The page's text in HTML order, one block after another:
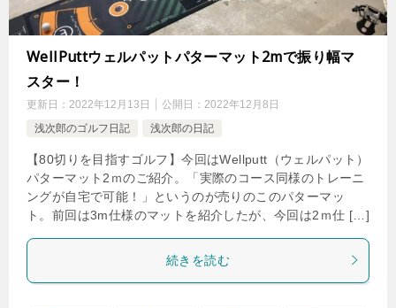
WellPuttウェルパットパターマット2mで振り幅マ
スター！
更新日： 2022年12月13日 公開日： 2022年12月8日
浅次郎のゴルフ日記
浅次郎の日記
【80切りを目指すゴルフ】今回はWellputt（ウェルパット）
パターマット2ｍのご紹介。「実際のコース同様のトレーニ
ングが自宅で可能！」というのが売りのこのパターマッ
ト。前回は3m仕様のマットを紹介したが、今回は2ｍ仕 […]
続きを読む